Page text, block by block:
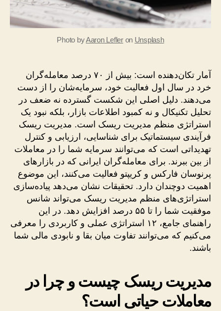
Photo byAaron Lefleron Unsplash
آمار تکان‌دهنده است: بیش از ۷۰ درصد معامله‌گران
خرد در سال اول فعالیت خود، سرمایه‌شان را از دست
می‌دهند. دلیل اصلی این شکست گسترده نه ضعف در
تحلیل تکنیکال و نه کمبود اطلاعات بازار، بلکه نبود یک
استراتژی منظم مدیریت ریسک است. مدیریت ریسک
فرآیندی سیستماتیک برای شناسایی، ارزیابی و کنترل
تهدیداتی است که می‌توانند سرمایه شما را در معاملات
از بین ببرند. برای معامله‌گران ایرانی که در بازارهای
پرنوسان فارکس و کریپتو فعالیت می‌کنند، این موضوع
اهمیت دوچندان دارد. تحقیقات نشان می‌دهد پیاده‌سازی
استراتژی‌های منظم مدیریت ریسک می‌تواند شانس
موفقیت شما را تا ۵۵ درصد افزایش دهد. در این
راهنمای جامع، ۱۲ استراتژی عملی و کاربردی را معرفی
می‌کنیم که می‌توانند تفاوت میان بقا و نابودی مالی شما
باشند.
مدیریت ریسک چیست و چرا در
معاملات حیاتی است؟